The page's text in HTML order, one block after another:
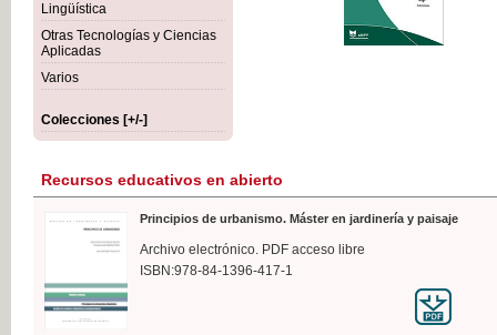
Lingüística
Otras Tecnologías y Ciencias
Aplicadas
Varios
Colecciones [+/-]
Recursos educativos en abierto
Principios de urbanismo. Máster en jardinería y paisaje
Archivo electrónico. PDF acceso libre
ISBN:978-84-1396-417-1